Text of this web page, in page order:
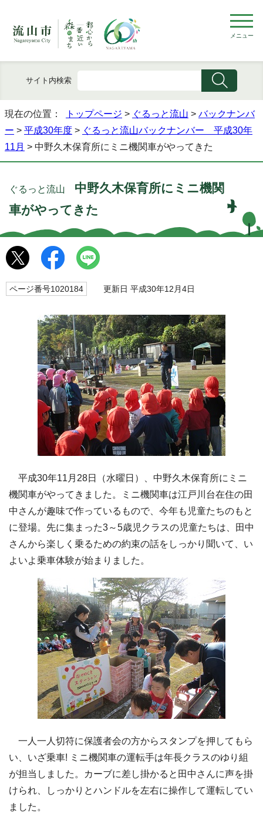
メニュー
サイト内検索
現在の位置： トップページ > ぐるっと流山 > バックナンバ
ー > 平成30年度 > ぐるっと流山バックナンバー 平成30年
11月 > 中野久木保育所にミニ機関車がやってきた
ぐるっと流山 中野久木保育所にミニ機関
車がやってきた
ページ番号1020184 更新日 平成30年12月4日
平成30年11月28日（水曜日）、中野久木保育所にミニ
機関車がやってきました。ミニ機関車は江戸川台在住の田
中さんが趣味で作っているもので、今年も児童たちのもと
に登場。先に集まった3～5歳児クラスの児童たちは、田中
さんから楽しく乗るための約束の話をしっかり聞いて、い
よいよ乗車体験が始まりました。
一人一人切符に保護者会の方からスタンプを押してもら
い、いざ乗車! ミニ機関車の運転手は年長クラスのゆり組
が担当しました。カーブに差し掛かると田中さんに声を掛
けられ、しっかりとハンドルを左右に操作して運転してい
ました。